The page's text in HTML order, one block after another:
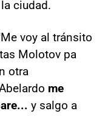
ciudad.
voy al tránsito
Molotov pa
otra
me
y salgo a